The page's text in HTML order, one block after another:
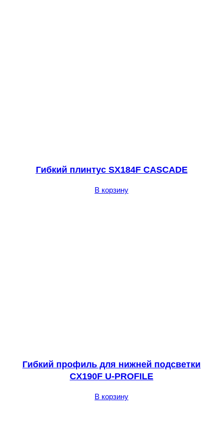
Гибкий плинтус SX184F CASCADE
В корзину
Гибкий профиль для нижней подсветки
CX190F U-PROFILE
В корзину